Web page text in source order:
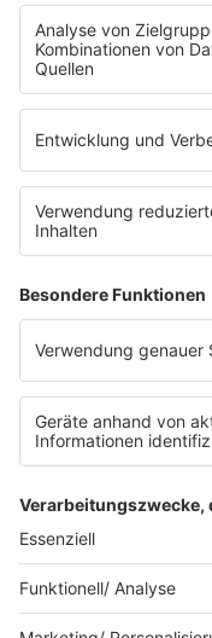
WERBUNG
Leistungen und
Mediadaten und
Ansprechpartner
RECHTLICHES
Datenschutz
Datenverarbeitung
Bildnachweise
KI-Leitlinie